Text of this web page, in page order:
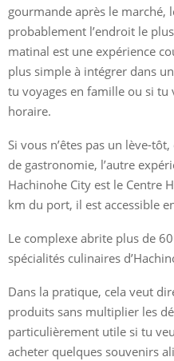
gourmande après le marché,
probablement l’endroit le
matinal est une expérience
plus simple à intégrer dans
tu voyages en famille ou si
horaire.
Si vous n’êtes pas un lève-
de gastronomie, l’autre
Hachinohe City est le Centre
km du port, il est accessible
Le complexe abrite plus de
spécialités culinaires
Dans la pratique, cela veut
produits sans multiplier les
particulièrement utile si tu
acheter quelques souvenirs